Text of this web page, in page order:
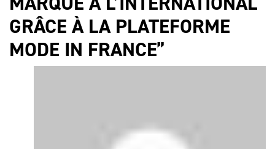
GRÂCE À LA PLATEFORME
MODE IN FRANCE”